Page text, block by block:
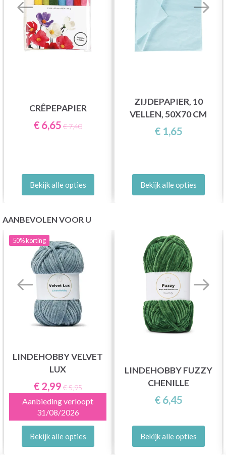
CRÊPEPAPIER
€ 6,65 € 7,40
Bekijk alle opties
ZIJDEPAPIER, 10
VELLEN, 50X70 CM
€ 1,65
Bekijk alle opties
AANBEVOLEN VOOR U
50%korting
LINDEHOBBY VELVET
LUX
€ 2,99 € 5,95
Aanbieding verloopt
31/08/2026
Bekijk alle opties
LINDEHOBBY FUZZY
CHENILLE
€ 6,45
Bekijk alle opties